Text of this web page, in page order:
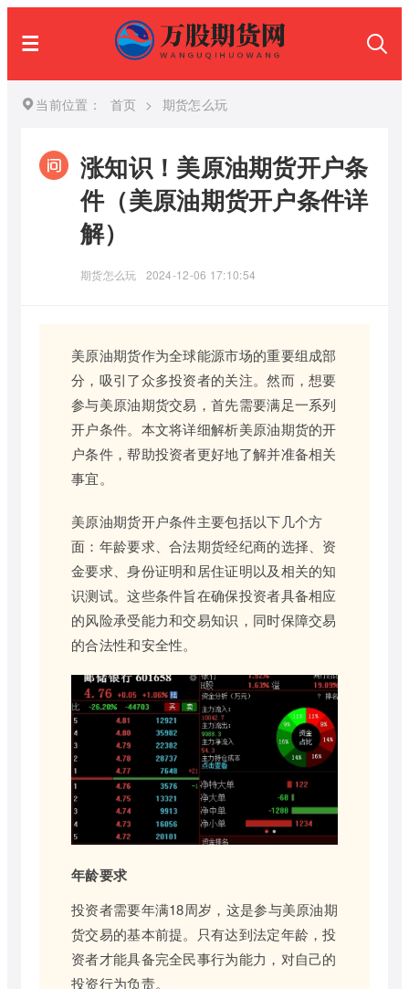
当前位置： 首页 > 期货怎么玩
涨知识！美原油期货开户条
件（美原油期货开户条件详
解）
期货怎么玩 2024-12-06 17:10:54
美原油期货作为全球能源市场的重要组成部
分，吸引了众多投资者的关注。然而，想要
参与美原油期货交易，首先需要满足一系列
开户条件。本文将详细解析美原油期货的开
户条件，帮助投资者更好地了解并准备相关
事宜。
美原油期货开户条件主要包括以下几个方
面：年龄要求、合法期货经纪商的选择、资
金要求、身份证明和居住证明以及相关的知
识测试。这些条件旨在确保投资者具备相应
的风险承受能力和交易知识，同时保障交易
的合法性和安全性。
年龄要求
投资者需要年满18周岁，这是参与美原油期
货交易的基本前提。只有达到法定年龄，投
资者才能具备完全民事行为能力，对自己的
投资行为负责。